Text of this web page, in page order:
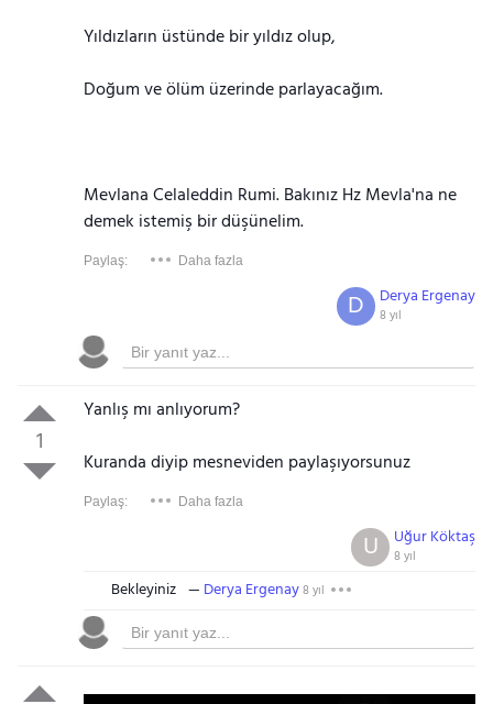
Yıldızların üstünde bir yıldız olup,
Doğum ve ölüm üzerinde parlayacağım.
Mevlana Celaleddin Rumi. Bakınız Hz Mevla'na ne
demek istemiş bir düşünelim.
Paylaş: Daha fazla
Derya Ergenay
8 yıl
D
1
Yanlış mı anlıyorum?
Kuranda diyip mesneviden paylaşıyorsunuz
Paylaş: Daha fazla
Uğur Köktaş
8 yıl
U
Bekleyiniz Derya Ergenay8 yıl